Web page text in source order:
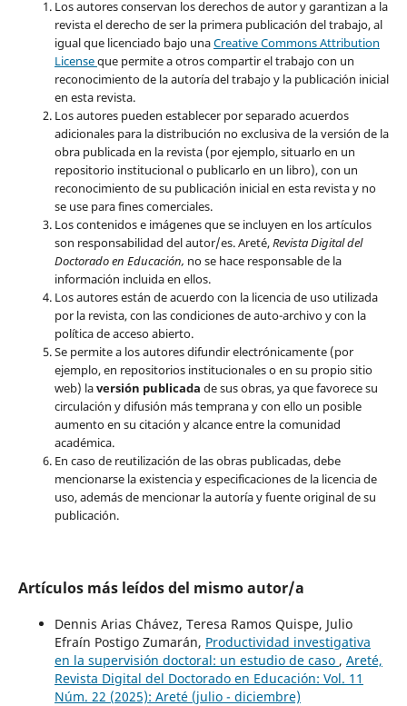
Los autores conservan los derechos de autor y garantizan a la
revista el derecho de ser la primera publicación del trabajo, al
igual que licenciado bajo unaCreative Commons Attribution
Licenseque permite a otros compartir el trabajo con un
reconocimiento de la autoría del trabajo y la publicación inicial
en esta revista.
Los autores pueden establecer por separado acuerdos
adicionales para la distribución no exclusiva de la versión de la
obra publicada en la revista (por ejemplo, situarlo en un
repositorio institucional o publicarlo en un libro), con un
reconocimiento de su publicación inicial en esta revista y no
se use para fines comerciales.
Los contenidos e imágenes que se incluyen en los artículos
son responsabilidad del autor/es. Areté,Revista Digital del
Doctorado en Educación, no se hace responsable de la
información incluida en ellos.
Los autores están de acuerdo con la licencia de uso utilizada
por la revista, con las condiciones de auto-archivo y con la
política de acceso abierto.
Se permite a los autores difundir electrónicamente (por
ejemplo, en repositorios institucionales o en su propio sitio
web) laversión publicada de sus obras, ya que favorece su
circulación y difusión más temprana y con ello un posible
aumento en su citación y alcance entre la comunidad
académica.
En caso de reutilización de las obras publicadas, debe
mencionarse la existencia y especificaciones de la licencia de
uso, además de mencionar la autoría y fuente original de su
publicación.
Artículos más leídos del mismo autor/a
Dennis Arias Chávez, Teresa Ramos Quispe, Julio
Efraín Postigo Zumarán, Productividad investigativa
en la supervisión doctoral: un estudio de caso , Areté,
Revista Digital del Doctorado en Educación: Vol. 11
Núm. 22 (2025): Areté (julio - diciembre)